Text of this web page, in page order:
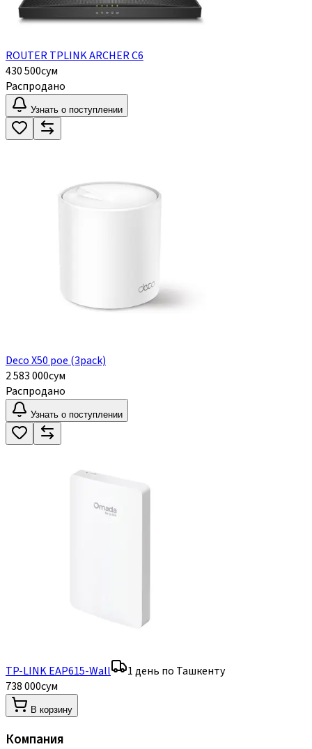
ROUTER TPLINK ARCHER C6
430 500сум
Распродано
Узнать о поступлении
Deco X50 poe (3pack)
2 583 000сум
Распродано
Узнать о поступлении
TP-LINK EAP615-Wall
1 день по Ташкенту
738 000сум
В корзину
Компания